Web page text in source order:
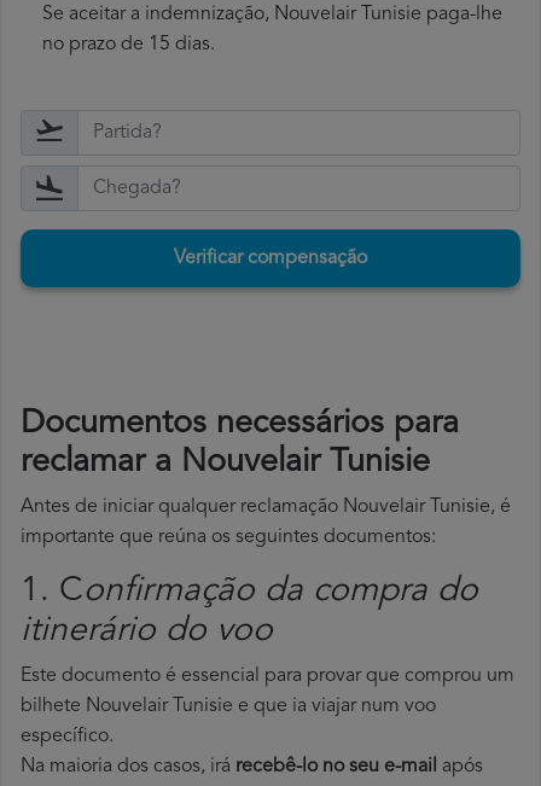
Se aceitar a indemnização, Nouvelair Tunisie paga-lhe
no prazo de 15 dias.
Verificar compensação
Documentos necessários para
reclamar a Nouvelair Tunisie
Antes de iniciar qualquer reclamação Nouvelair Tunisie, é
importante que reúna os seguintes documentos:
1. Confirmação da compra do
itinerário do voo
Este documento é essencial para provar que comprou um
bilhete Nouvelair Tunisie e que ia viajar num voo
específico.
Na maioria dos casos, irá recebê-lo no seu e-mail após